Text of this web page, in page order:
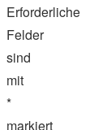
Erforderliche
Felder
sind
mit
*
markiert